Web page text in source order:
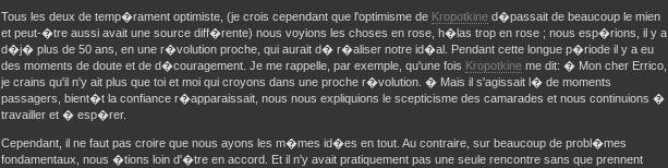
Tous les deux de temp�rament optimiste, (je crois cependant que l'optimisme de Kropotkine d�passait de beaucoup le mien
et peut-�tre aussi avait une source diff�rente) nous voyions les choses en rose, h�las trop en rose ; nous esp�rions, il y a
d�j� plus de 50 ans, en une r�volution proche, qui aurait d� r�aliser notre id�al. Pendant cette longue p�riode il y a eu
des moments de doute et de d�couragement. Je me rappelle, par exemple, qu'une fois Kropotkine me dit: � Mon cher Errico,
je crains qu'il n'y ait plus que toi et moi qui croyons dans une proche r�volution. � Mais il s'agissait l� de moments
passagers, bient�t la confiance r�apparaissait, nous nous expliquions le scepticisme des camarades et nous continuions �
travailler et � esp�rer.
Cependant, il ne faut pas croire que nous ayons les m�mes id�es en tout. Au contraire, sur beaucoup de probl�mes
fondamentaux, nous �tions loin d'�tre en accord. Et il n'y avait pratiquement pas une seule rencontre sans que prennent